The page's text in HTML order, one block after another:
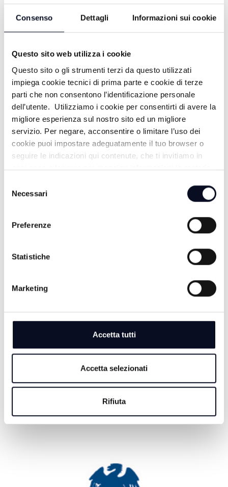
Consenso Dettagli Informazioni sui cookie
Questo sito web utilizza i cookie
Questo sito o gli strumenti terzi da questo utilizzati
impiega cookie tecnici di prima parte e cookie di terze
parti che non consentono l’identificazione personale
dell’utente. Utilizziamo i cookie per consentirti di avere la
migliore esperienza sul nostro sito ed un migliore
servizio. Per negare, acconsentire o limitare l’uso dei
cookie puoi impostare adeguatamente il tuo browser o
seguire le indicazioni qui contenute, che ti invitiamo in
ogni caso a leggere per maggiori informazioni in materia
delNecessari
Preferenze
Statistiche
Marketing
Accetta tutti
Accetta selezionati
Rifiuta
ALTRE NOTIZIE TUTTE LE NOTIZIE
SAN MARINO: Caldo e siccità, dichiarato lo stato di
6 AGOSTO 2026
EMILIA-ROMAGNA: Migliaia di messaggi per l'ultimo
dalle truffe | VIDEO